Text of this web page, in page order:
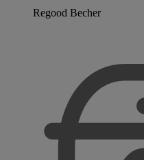
Regood Becher